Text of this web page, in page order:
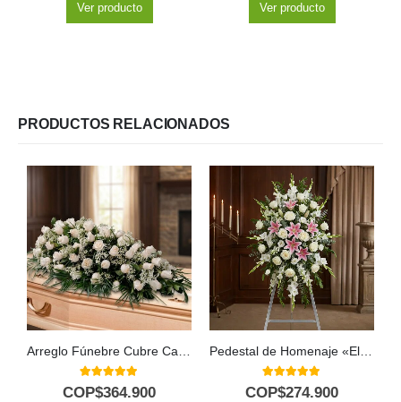
Ver producto Ver producto
PRODUCTOS RELACIONADOS
5.00out of 5
COP$364.900 5.00out of 5
COP$274.900